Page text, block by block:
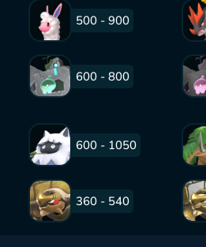
500 - 900
600 - 800
600 - 1050
360 - 540